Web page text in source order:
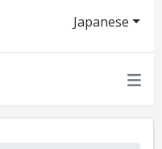
Japanese